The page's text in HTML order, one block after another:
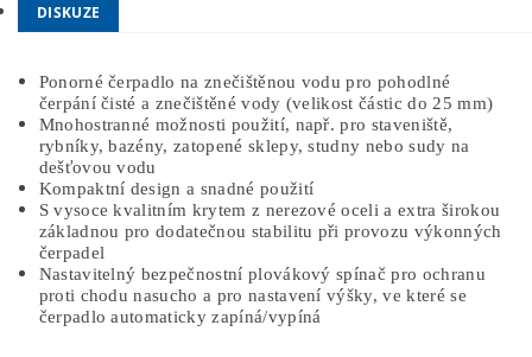
DISKUZE
Ponorné čerpadlo na znečištěnou vodu pro pohodlné
čerpání čisté a znečištěné vody (velikost částic do 25 mm)
Mnohostranné možnosti použití, např. pro staveniště,
rybníky, bazény, zatopené sklepy, studny nebo sudy na
dešťovou vodu
Kompaktní design a snadné použití
S vysoce kvalitním krytem z nerezové oceli a extra širokou
základnou pro dodatečnou stabilitu při provozu výkonných
čerpadel
Nastavitelný bezpečnostní plovákový spínač pro ochranu
proti chodu nasucho a pro nastavení výšky, ve které se
čerpadlo automaticky zapíná/vypíná